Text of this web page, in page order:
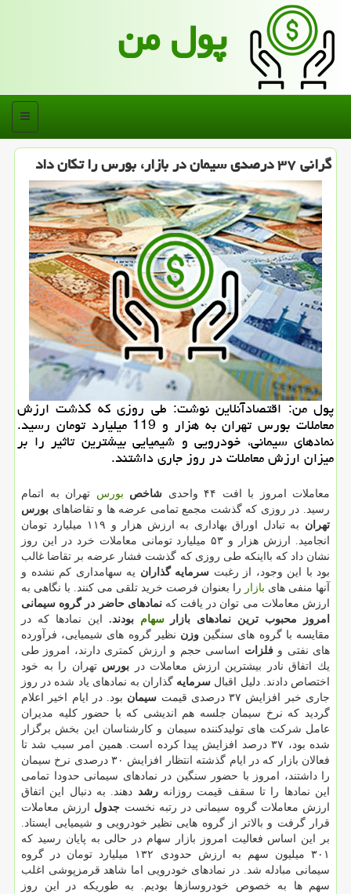
پول من
منو
گرانی ۳۷ درصدی سیمان در بازار، بورس را تكان داد
پول من: اقتصادآنلاین نوشت: طی روزی كه گذشت ارزش
معاملات بورس تهران به هزار و 119 میلیارد تومان رسید.
نمادهای سیمانی، خودرویی و شیمیایی بیشترین تاثیر را بر
میزان ارزش معاملات در روز جاری داشتند.
معاملات امروز با افت ۴۴ واحدی شاخص بورس تهران به اتمام
رسید. در روزی كه گذشت مجمع تمامی عرضه ها و تقاضاهای بورس
تهران
به تبادل اوراق بهاداری به ارزش هزار و ۱۱۹ میلیارد تومان
انجامید. ارزش هزار و ۵۳ میلیارد تومانی معاملات خرد در این روز
نشان داد كه بااینكه طی روزی كه گذشت فشار عرضه بر تقاضا غالب
بود با این وجود، از رغبت سرمایه گذاران یه سهامداری كم نشده و
آنها منفی های بازار را بعنوان فرصت خرید تلقی می كنند. با نگاهی به
ارزش معاملات می توان در یافت كهنمادهای حاضر در گروه سیمانی
امروز محبوب ترین نمادهای بازارسهام بودند. این نمادها كه در
مقایسه با گروه های سنگین وزن نظیر گروه های شیمیایی، فرآورده
های نفتی وفلزات اساسی حجم و ارزش كمتری دارند، امروز طی
یك اتفاق نادر بیشترین ارزش معاملات در بورس تهران را به خود
اختصاص دادند. دلیل اقبال سرمایه گذاران به نمادهای یاد شده در روز
جاری خبر افزایش ۳۷ درصدی قیمت
سیمان بود. در ایام اخیر اعلام
گردید كه نرخ سیمان جلسه هم اندیشی كه با حضور كلیه مدیران
عامل شركت های تولیدكننده سیمان و كارشناسان این بخش برگزار
شده بود، ۳۷ درصد افزایش پیدا كرده است. همین امر سبب شد تا
فعالان بازار كه در ایام گذشته انتظار افزایش ۳۰ درصدی نرخ سیمان
را داشتند، امروز با حضور سنگین در نمادهای سیمانی حدودا تمامی
این نمادها را تا سقف قیمت روزانهرشد دهند. به دنبال این اتفاق
ارزش معاملات گروه سیمانی در رتبه نخست جدول ارزش معاملات
قرار گرفت و بالاتر از گروه هایی نظیر خودرویی و شیمیایی ایستاد.
بر این اساس فعالیت امروز بازار سهام در حالی به پایان رسید كه
۳۰۱ میلیون سهم به ارزش حدودی ۱۳۲ میلیارد تومان در گروه
سیمانی مبادله شد. در نمادهای خودرویی اما شاهد قرمزپوشی اغلب
سهم ها به خصوص خودروسازها بودیم. به طوریكه در این روز